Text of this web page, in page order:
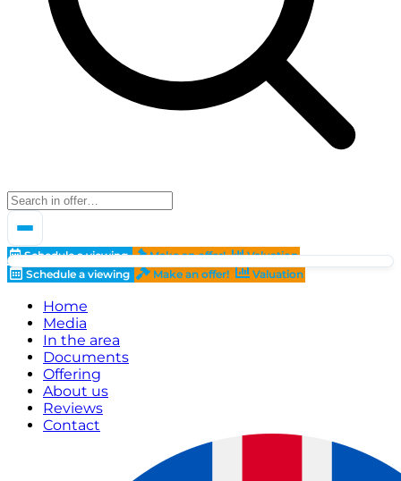
Schedule a viewing Make an offer!
Valuation
Schedule a viewing
Make an offer! Valuation
Home
Media
In the area
Documents
Offering
About us
Reviews
Contact